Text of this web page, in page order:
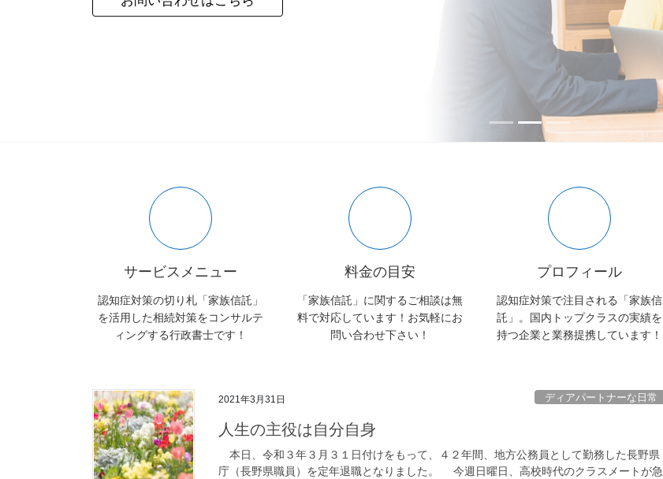
サービスメニュー
認知症対策の切り札「家族信託」
を活用した相続対策をコンサルテ
ィングする行政書士です！
料金の目安
「家族信託」に関するご相談は無
料で対応しています！お気軽にお
問い合わせ下さい！
プロフィール
認知症対策で注目される「家族信
託」。国内トップクラスの実績を
持つ企業と業務提携しています！
2021年3月31日 ディアパートナーな日常
人生の主役は自分自身
本日、令和３年３月３１日付けをもって、４２年間、地方公務員として勤務した長野県
庁（長野県職員）を定年退職となりました。 今週日曜日、高校時代のクラスメートが急